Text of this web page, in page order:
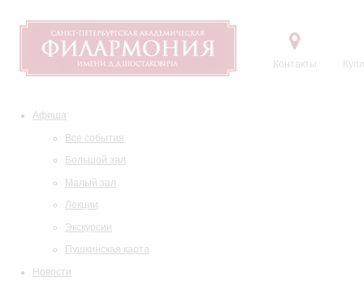
Контакты
Афиша
Все события
Большой зал
Малый зал
Лекции
Экскурсии
Пушкинская карта
Новости